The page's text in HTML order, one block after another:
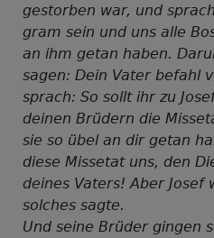
gestorben war, und
gram sein und uns alle
an ihm getan haben.
sagen: Dein Vater befahl
sprach: So sollt ihr zu
deinen Brüdern die
sie so übel an dir getan
diese Missetat uns, den
deines Vaters! Aber Josef
solches sagte.
Und seine Brüder gingen